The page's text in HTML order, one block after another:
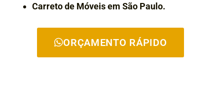
Carreto de Móveis em São Paulo.
ORÇAMENTO RÁPIDO